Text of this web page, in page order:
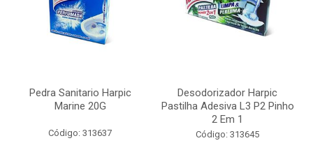
Pedra Sanitario Harpic
Marine 20G
Código: 313637
Desodorizador Harpic
Pastilha Adesiva L3 P2 Pinho
2 Em 1
Código: 313645